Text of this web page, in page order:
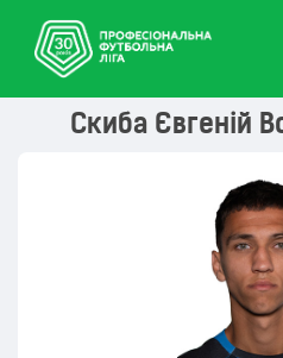
Скиба Євгеній